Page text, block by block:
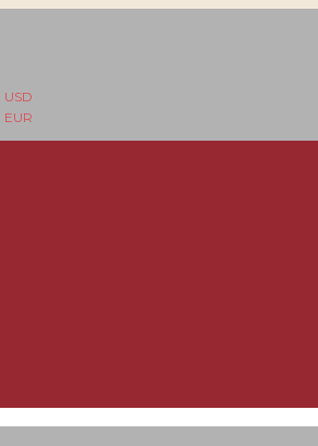
USD
EUR